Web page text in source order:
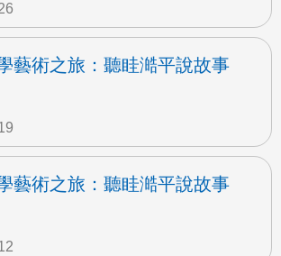
藝術之旅：聽眭澔平說故事
藝術之旅：聽眭澔平說故事